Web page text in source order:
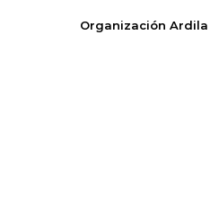
Organización